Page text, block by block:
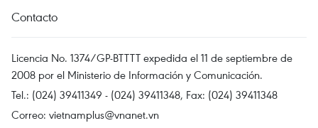
Contacto
Licencia No. 1374/GP-BTTTT expedida el 11 de septiembre de
2008 por el Ministerio de Información y Comunicación.
Tel.: (024) 39411349 - (024) 39411348, Fax: (024) 39411348
Correo: vietnamplus@vnanet.vn